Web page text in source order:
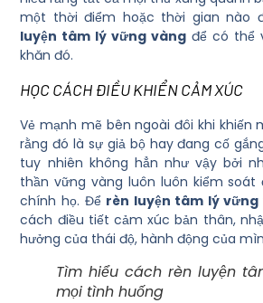
một thời điểm hoặc thời gian nào
luyện tâm lý vững vàng để có thể
khăn đó.
HỌC CÁCH ĐIỀU KHIỂN CẢM XÚC
Vẻ mạnh mẽ bên ngoài đôi khi khiến
rằng đó là sự giả bộ hay đang cố
tuy nhiên không hẳn như vậy bởi
thần vững vàng luôn luôn kiểm
chính họ. Để rèn luyện tâm lý vững
cách điều tiết cảm xúc bản thân,
hưởng của thái độ, hành động của
Tìm hiểu cách rèn luyện
mọi tình huống